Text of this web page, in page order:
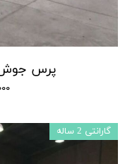
پرس جوش 250 کاوا
گارانتی 2 ساله